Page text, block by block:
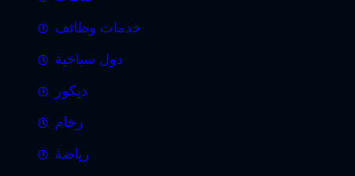
خدمات وظائف
دول سياحية
ديكور
رخام
رياضة